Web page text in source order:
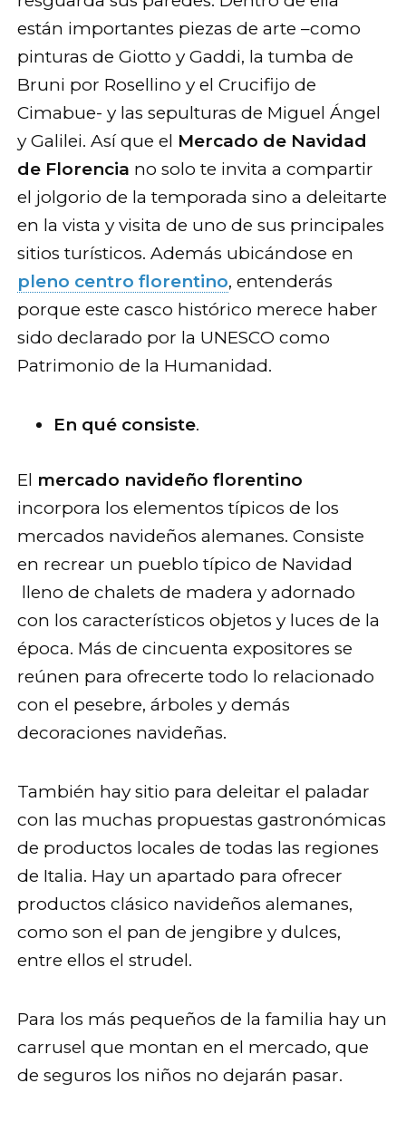
están importantes piezas de arte –como
pinturas de Giotto y Gaddi, la tumba de
Bruni por Rosellino y el Crucifijo de
Cimabue- y las sepulturas de Miguel Ángel
y Galilei. Así que el Mercado de Navidad
de Florencia no solo te invita a compartir
el jolgorio de la temporada sino a deleitarte
en la vista y visita de uno de sus principales
sitios turísticos. Además ubicándose en
pleno centro florentino, entenderás
porque este casco histórico merece haber
sido declarado por la UNESCO como
Patrimonio de la Humanidad.
En qué consiste.
El mercado navideño florentino
incorpora los elementos típicos de los
mercados navideños alemanes. Consiste
en recrear un pueblo típico de Navidad
lleno de chalets de madera y adornado
con los característicos objetos y luces de la
época. Más de cincuenta expositores se
reúnen para ofrecerte todo lo relacionado
con el pesebre, árboles y demás
decoraciones navideñas.
También hay sitio para deleitar el paladar
con las muchas propuestas gastronómicas
de productos locales de todas las regiones
de Italia. Hay un apartado para ofrecer
productos clásico navideños alemanes,
como son el pan de jengibre y dulces,
entre ellos el strudel.
Para los más pequeños de la familia hay un
carrusel que montan en el mercado, que
de seguros los niños no dejarán pasar.